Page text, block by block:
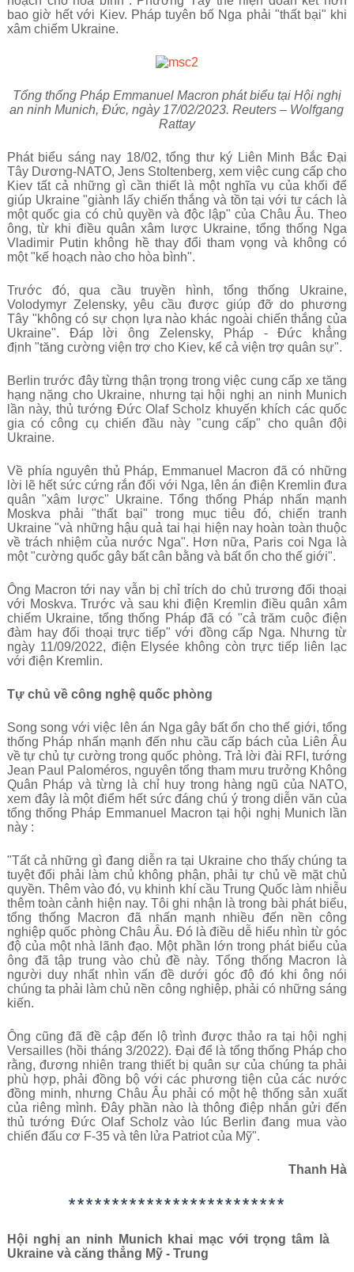
bao giờ hết với Kiev. Pháp tuyên bố Nga phải "thất bại" khi
xâm chiếm Ukraine.
Tổng thống Pháp Emmanuel Macron phát biểu tại Hội nghị
an ninh Munich, Đức, ngày 17/02/2023. Reuters – Wolfgang
Rattay
Phát biểu sáng nay 18/02, tổng thư ký Liên Minh Bắc Đại
Tây Dương-NATO, Jens Stoltenberg, xem việc cung cấp cho
Kiev tất cả những gì cần thiết là một nghĩa vụ của khối để
giúp Ukraine "giành lấy chiến thắng và tồn tại với tư cách là
một quốc gia có chủ quyền và độc lập" của Châu Âu. Theo
ông, từ khi điều quân xâm lược Ukraine, tổng thống Nga
Vladimir Putin không hề thay đổi tham vọng và không có
một "kế hoạch nào cho hòa bình".
Trước đó, qua cầu truyền hình, tổng thống Ukraine,
Volodymyr Zelensky, yêu cầu được giúp đỡ do phương
Tây "không có sự chọn lựa nào khác ngoài chiến thắng của
Ukraine". Đáp lời ông Zelensky, Pháp - Đức khẳng
định "tăng cường viện trợ cho Kiev, kể cả viện trợ quân sự".
Berlin trước đây từng thận trọng trong việc cung cấp xe tăng
hạng nặng cho Ukraine, nhưng tại hội nghị an ninh Munich
lần này, thủ tướng Đức Olaf Scholz khuyến khích các quốc
gia có công cụ chiến đầu này "cung cấp" cho quân đội
Ukraine.
Về phía nguyên thủ Pháp, Emmanuel Macron đã có những
lời lẽ hết sức cứng rắn đối với Nga, lên án điện Kremlin đưa
quân "xâm lược" Ukraine. Tổng thống Pháp nhấn mạnh
Moskva phải "thất bại" trong mục tiêu đó, chiến tranh
Ukraine "và những hậu quả tai hại hiện nay hoàn toàn thuộc
về trách nhiệm của nước Nga". Hơn nữa, Paris coi Nga là
một "cường quốc gây bất cân bằng và bất ổn cho thế giới".
Ông Macron tới nay vẫn bị chỉ trích do chủ trương đối thoại
với Moskva. Trước và sau khi điện Kremlin điều quân xâm
chiếm Ukraine, tổng thống Pháp đã có "cả trăm cuộc điện
đàm hay đối thoại trực tiếp" với đồng cấp Nga. Nhưng từ
ngày 11/09/2022, điện Elysée không còn trực tiếp liên lạc
với điện Kremlin.
Tự chủ về công nghệ quốc phòng
Song song với việc lên án Nga gây bất ổn cho thế giới, tổng
thống Pháp nhấn mạnh đến nhu cầu cấp bách của Liên Âu
về tự chủ tự cường trong quốc phòng. Trả lời đài RFI, tướng
Jean Paul Paloméros, nguyên tổng tham mưu trưởng Không
Quân Pháp và từng là chỉ huy trong hàng ngũ của NATO,
xem đây là một điểm hết sức đáng chú ý trong diễn văn của
tổng thống Pháp Emmanuel Macron tại hội nghị Munich lần
này :
"Tất cả những gì đang diễn ra tại Ukraine cho thấy chúng ta
tuyệt đối phải làm chủ không phận, phải tự chủ về mặt chủ
quyền. Thêm vào đó, vụ khinh khí cầu Trung Quốc làm nhiễu
thêm toàn cảnh hiện nay. Tôi ghi nhận là trong bài phát biểu,
tổng thống Macron đã nhấn mạnh nhiều đến nền công
nghiệp quốc phòng Châu Âu. Đó là điều dễ hiểu nhìn từ góc
độ của một nhà lãnh đạo. Một phần lớn trong phát biểu của
ông đã tập trung vào chủ đề này. Tổng thống Macron là
người duy nhất nhìn vấn đề dưới góc độ đó khi ông nói
chúng ta phải làm chủ nền công nghiệp, phải có những sáng
kiến.
Ông cũng đã đề cập đến lộ trình được thảo ra tại hội nghị
Versailles (hồi tháng 3/2022). Đại để là tổng thống Pháp cho
rằng, đương nhiên trang thiết bị quân sự của chúng ta phải
phù hợp, phải đồng bộ với các phương tiện của các nước
đồng minh, nhưng Châu Âu phải có một hệ thống sản xuất
của riêng mình. Đây phần nào là thông điệp nhắn gửi đến
thủ tướng Đức Olaf Scholz vào lúc Berlin đang mua vào
chiến đấu cơ F-35 và tên lửa Patriot của Mỹ".
Thanh Hà
*************************
Hội nghị an ninh Munich khai mạc với trọng tâm là
Ukraine và căng thẳng Mỹ - Trung